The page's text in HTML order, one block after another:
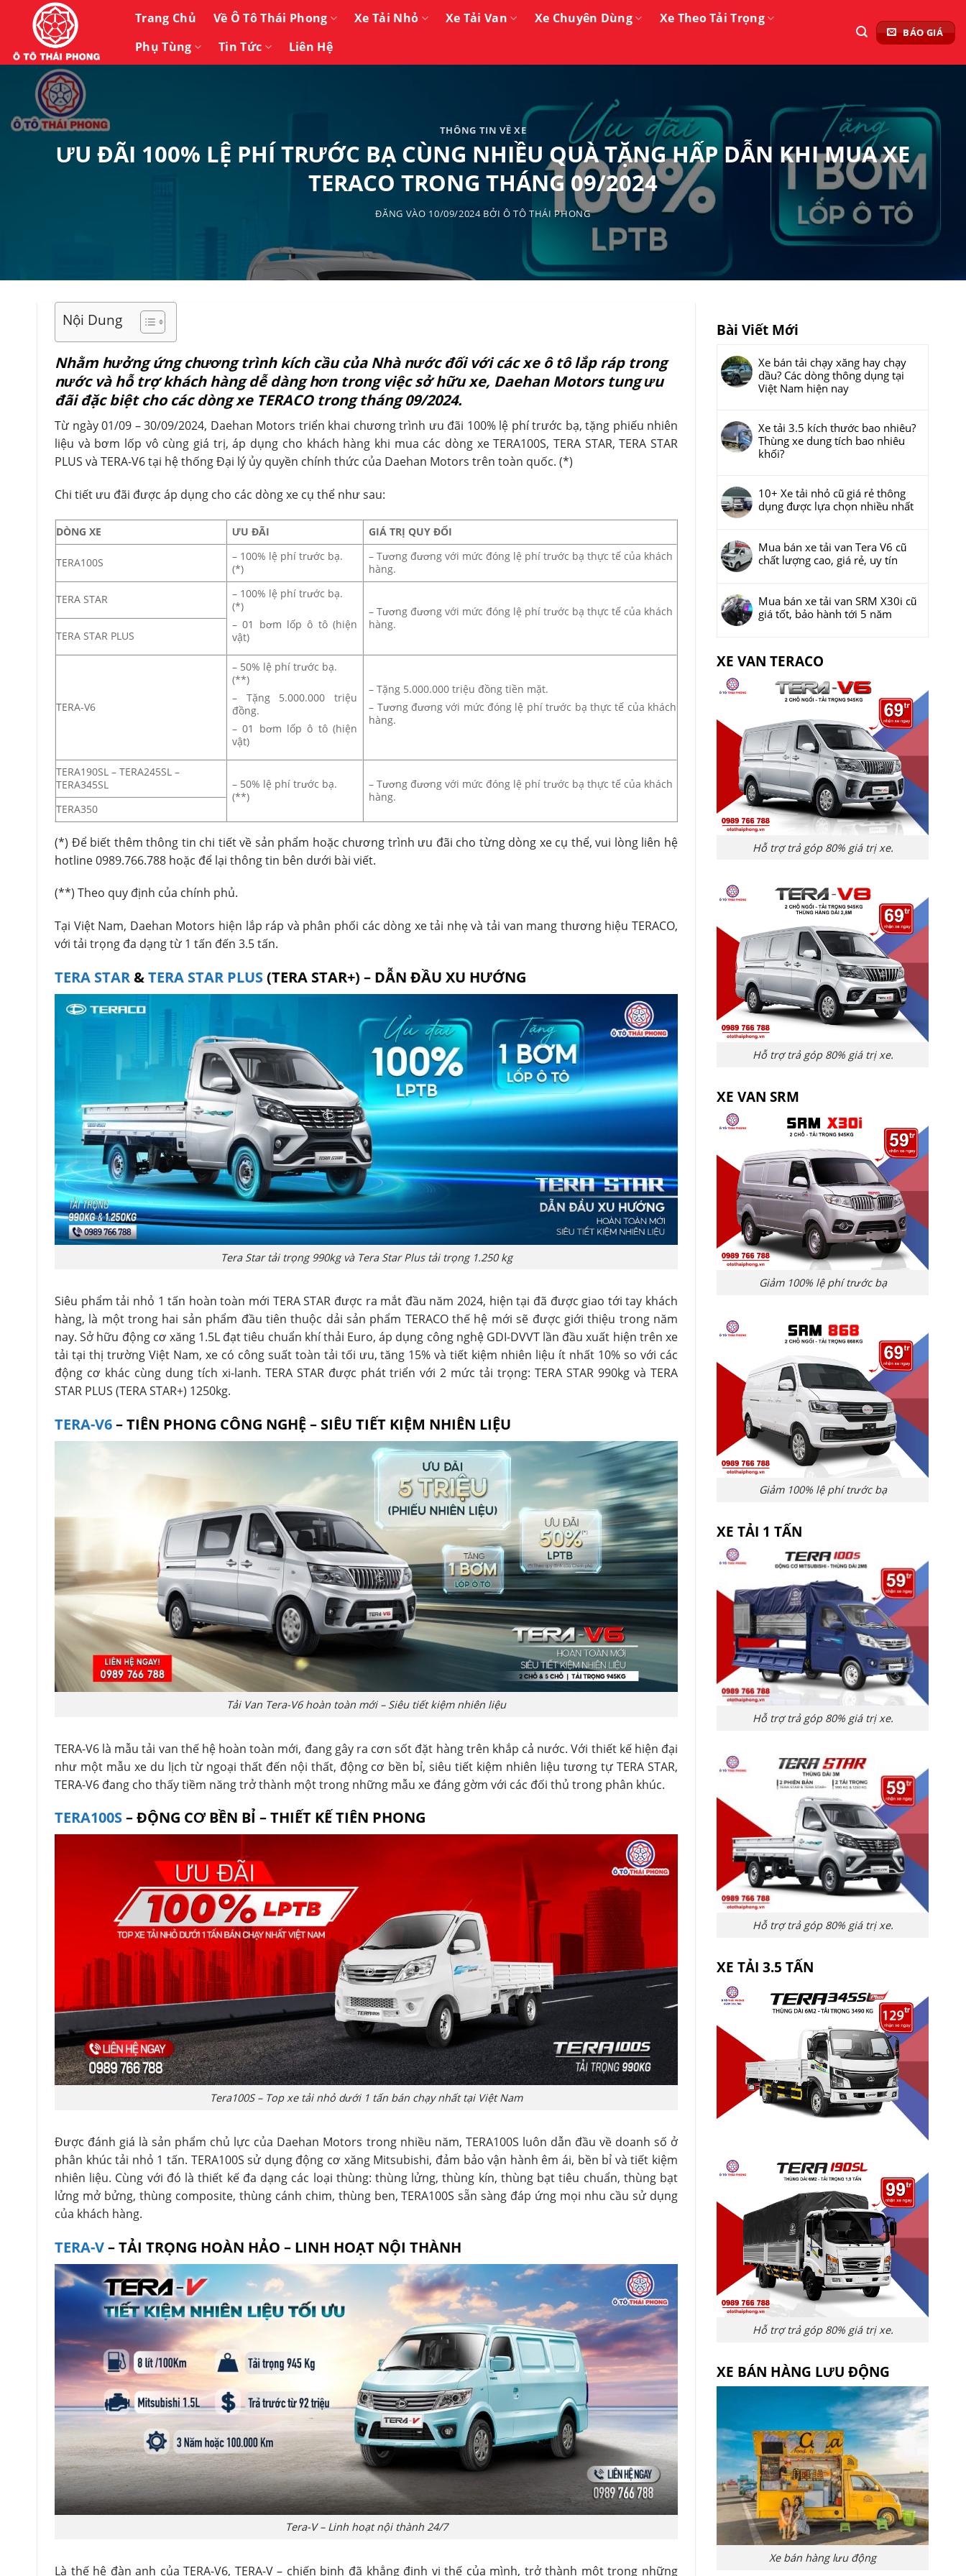
dung
Trang Chủ Về Ô Tô Thái Phong Xe Tải Nhỏ Xe Tải Van Xe Chuyên Dùng
Xe Theo Tải Trọng
Phụ Tùng
Tin Tức Liên Hệ
BÁO GIÁ
THÔNG TIN VỀ XE
ƯU ĐÃI 100% LỆ PHÍ TRƯỚC BẠ CÙNG NHIỀU QUÀ TẶNG HẤP DẪN KHI MUA XE
TERACO TRONG THÁNG 09/2024
ĐĂNG VÀO 10/09/2024 BỞI Ô TÔ THÁI PHONG
Nội Dung
Nhằm hưởng ứng chương trình kích cầu của Nhà nước đối với các xe ô tô lắp ráp trong
nước và hỗ trợ khách hàng dễ dàng hơn trong việc sở hữu xe, Daehan Motors tung ưu
đãi đặc biệt cho các dòng xe TERACO trong tháng 09/2024.
Từ ngày 01/09 – 30/09/2024, Daehan Motors triển khai chương trình ưu đãi 100% lệ phí trước bạ, tặng phiếu nhiên
liệu và bơm lốp vô cùng giá trị, áp dụng cho khách hàng khi mua các dòng xe TERA100S, TERA STAR, TERA STAR
PLUS và TERA-V6 tại hệ thống Đại lý ủy quyền chính thức của Daehan Motors trên toàn quốc. (*)
Chi tiết ưu đãi được áp dụng cho các dòng xe cụ thể như sau:
DÒNG XE ƯU ĐÃI GIÁ TRỊ QUY ĐỔI
TERA100S
– 100% lệ phí trước bạ.
(*)
– Tương đương với mức đóng lệ phí trước bạ thực tế của khách
hàng.
TERA STAR
– 100% lệ phí trước bạ.
(*)
– 01 bơm lốp ô tô (hiện
vật)
– Tương đương với mức đóng lệ phí trước bạ thực tế của khách
hàng.
TERA STAR PLUS
TERA-V6
– 50% lệ phí trước bạ.
(**)
– Tặng 5.000.000 triệu
đồng.
– 01 bơm lốp ô tô (hiện
vật)
– Tặng 5.000.000 triệu đồng tiền mặt.
– Tương đương với mức đóng lệ phí trước bạ thực tế của khách
hàng.
TERA190SL – TERA245SL –
TERA345SL
– 50% lệ phí trước bạ.
(**)
– Tương đương với mức đóng lệ phí trước bạ thực tế của khách
hàng.
TERA350
(*) Để biết thêm thông tin chi tiết về sản phẩm hoặc chương trình ưu đãi cho từng dòng xe cụ thể, vui lòng liên hệ
hotline 0989.766.788 hoặc để lại thông tin bên dưới bài viết.
(**) Theo quy định của chính phủ.
Tại Việt Nam, Daehan Motors hiện lắp ráp và phân phối các dòng xe tải nhẹ và tải van mang thương hiệu TERACO,
với tải trọng đa dạng từ 1 tấn đến 3.5 tấn.
TERA STAR&TERA STAR PLUS(TERA STAR+) – DẪN ĐẦU XU HƯỚNG
Tera Star tải trọng 990kg và Tera Star Plus tải trọng 1.250 kg
Siêu phẩm tải nhỏ 1 tấn hoàn toàn mới TERA STAR được ra mắt đầu năm 2024, hiện tại đã được giao tới tay khách
hàng, là một trong hai sản phẩm đầu tiên thuộc dải sản phẩm TERACO thế hệ mới sẽ được giới thiệu trong năm
nay. Sở hữu động cơ xăng 1.5L đạt tiêu chuẩn khí thải Euro, áp dụng công nghệ GDI-DVVT lần đầu xuất hiện trên xe
tải tại thị trường Việt Nam, xe có công suất toàn tải tối ưu, tăng 15% và tiết kiệm nhiên liệu ít nhất 10% so với các
động cơ khác cùng dung tích xi-lanh. TERA STAR được phát triển với 2 mức tải trọng: TERA STAR 990kg và TERA
STAR PLUS (TERA STAR+) 1250kg.
TERA-V6– TIÊN PHONG CÔNG NGHỆ – SIÊU TIẾT KIỆM NHIÊN LIỆU
Tải Van Tera-V6 hoàn toàn mới – Siêu tiết kiệm nhiên liệu
TERA-V6 là mẫu tải van thế hệ hoàn toàn mới, đang gây ra cơn sốt đặt hàng trên khắp cả nước. Với thiết kế hiện đại
như một mẫu xe du lịch từ ngoại thất đến nội thất, động cơ bền bỉ, siêu tiết kiệm nhiên liệu tương tự TERA STAR,
TERA-V6 đang cho thấy tiềm năng trở thành một trong những mẫu xe đáng gờm với các đối thủ trong phân khúc.
TERA100S– ĐỘNG CƠ BỀN BỈ – THIẾT KẾ TIÊN PHONG
Tera100S – Top xe tải nhỏ dưới 1 tấn bán chạy nhất tại Việt Nam
Được đánh giá là sản phẩm chủ lực của Daehan Motors trong nhiều năm, TERA100S luôn dẫn đầu về doanh số ở
phân khúc tải nhỏ 1 tấn. TERA100S sử dụng động cơ xăng Mitsubishi, đảm bảo vận hành êm ái, bền bỉ và tiết kiệm
nhiên liệu. Cùng với đó là thiết kế đa dạng các loại thùng: thùng lửng, thùng kín, thùng bạt tiêu chuẩn, thùng bạt
lửng mở bửng, thùng composite, thùng cánh chim, thùng ben, TERA100S sẵn sàng đáp ứng mọi nhu cầu sử dụng
của khách hàng.
TERA-V– TẢI TRỌNG HOÀN HẢO – LINH HOẠT NỘI THÀNH
Tera-V – Linh hoạt nội thành 24/7
Là thế hệ đàn anh của TERA-V6, TERA-V – chiến binh đã khẳng định vị thế của mình, trở thành một trong những
Bài Viết Mới
Xe bán tải chạy xăng hay chạy
dầu? Các dòng thông dụng tại
Việt Nam hiện nay
Xe tải 3.5 kích thước bao nhiêu?
Thùng xe dung tích bao nhiêu
khối?
10+ Xe tải nhỏ cũ giá rẻ thông
dụng được lựa chọn nhiều nhất
Mua bán xe tải van Tera V6 cũ
chất lượng cao, giá rẻ, uy tín
Mua bán xe tải van SRM X30i cũ
giá tốt, bảo hành tới 5 năm
XE VAN TERACO
Hỗ trợ trả góp 80% giá trị xe.
Hỗ trợ trả góp 80% giá trị xe.
XE VAN SRM
Giảm 100% lệ phí trước bạ
Giảm 100% lệ phí trước bạ
XE TẢI 1 TẤN
Hỗ trợ trả góp 80% giá trị xe.
Hỗ trợ trả góp 80% giá trị xe.
XE TẢI 3.5 TẤN
Hỗ trợ trả góp 80% giá trị xe.
XE BÁN HÀNG LƯU ĐỘNG
Xe bán hàng lưu động